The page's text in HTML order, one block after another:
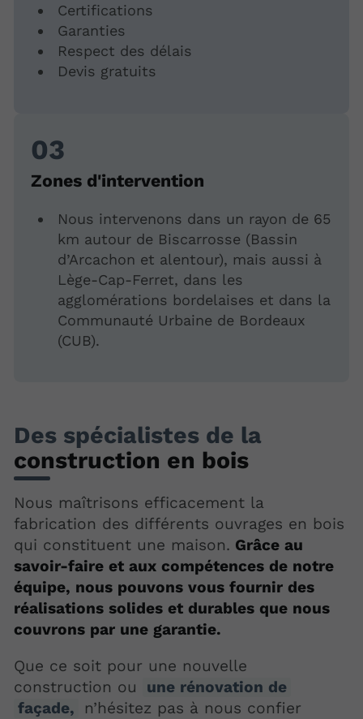
Certifications
Garanties
Respect des délais
Devis gratuits
Zones d'intervention
Nous intervenons dans un rayon de 65
km autour de Biscarrosse (Bassin
d’Arcachon et alentour), mais aussi à
Lège-Cap-Ferret, dans les
agglomérations bordelaises et dans la
Communauté Urbaine de Bordeaux
(CUB).
Des spécialistes de la
construction en bois
Nous maîtrisons efficacement la
fabrication des différents ouvrages en bois
qui constituent une maison. Grâce au
savoir-faire et aux compétences de notre
équipe, nous pouvons vous fournir des
réalisations solides et durables que nous
couvrons par une garantie.
Que ce soit pour une nouvelle
construction ou
une rénovation de
façade,
n’hésitez pas à nous confier